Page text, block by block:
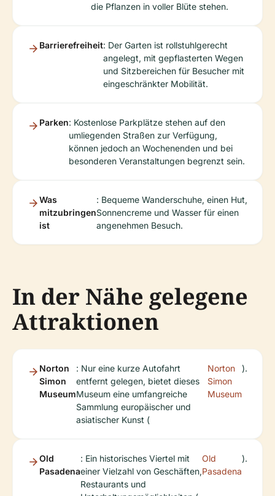
die Pflanzen in voller Blüte stehen.
Barrierefreiheit: Der Garten ist rollstuhlgerecht
angelegt, mit gepflasterten Wegen
und Sitzbereichen für Besucher mit
eingeschränkter Mobilität.
Parken: Kostenlose Parkplätze stehen auf den
umliegenden Straßen zur Verfügung,
können jedoch an Wochenenden und bei
besonderen Veranstaltungen begrenzt sein.
Was
mitzubringen
ist
: Bequeme Wanderschuhe, einen Hut,
Sonnencreme und Wasser für einen
angenehmen Besuch.
In der Nähe gelegene
Attraktionen
Norton
Simon
Museum
: Nur eine kurze Autofahrt
entfernt gelegen, bietet dieses
Museum eine umfangreiche
Sammlung europäischer und
asiatischer Kunst (
Norton
Simon
Museum
).
Old
Pasadena
: Ein historisches Viertel mit
einer Vielzahl von Geschäften,
Restaurants und
Old
Pasadena
).